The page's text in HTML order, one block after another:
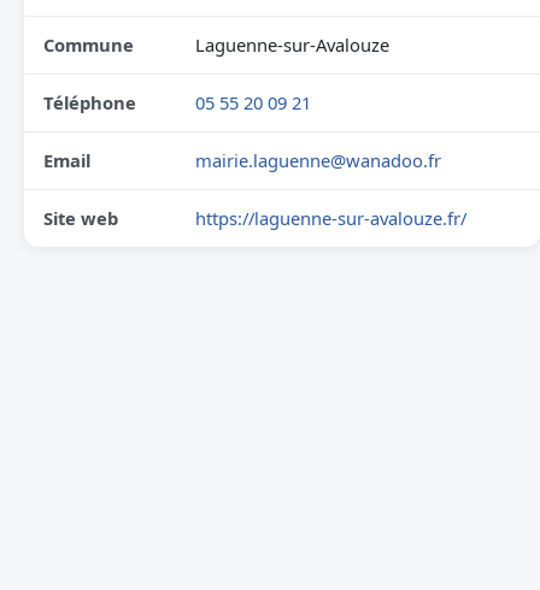
Commune Laguenne-sur-Avalouze
Téléphone 05 55 20 09 21
Email mairie.laguenne@wanadoo.fr
Site web https://laguenne-sur-avalouze.fr/